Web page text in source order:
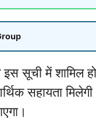
इस सूची में शामिल
सहायता